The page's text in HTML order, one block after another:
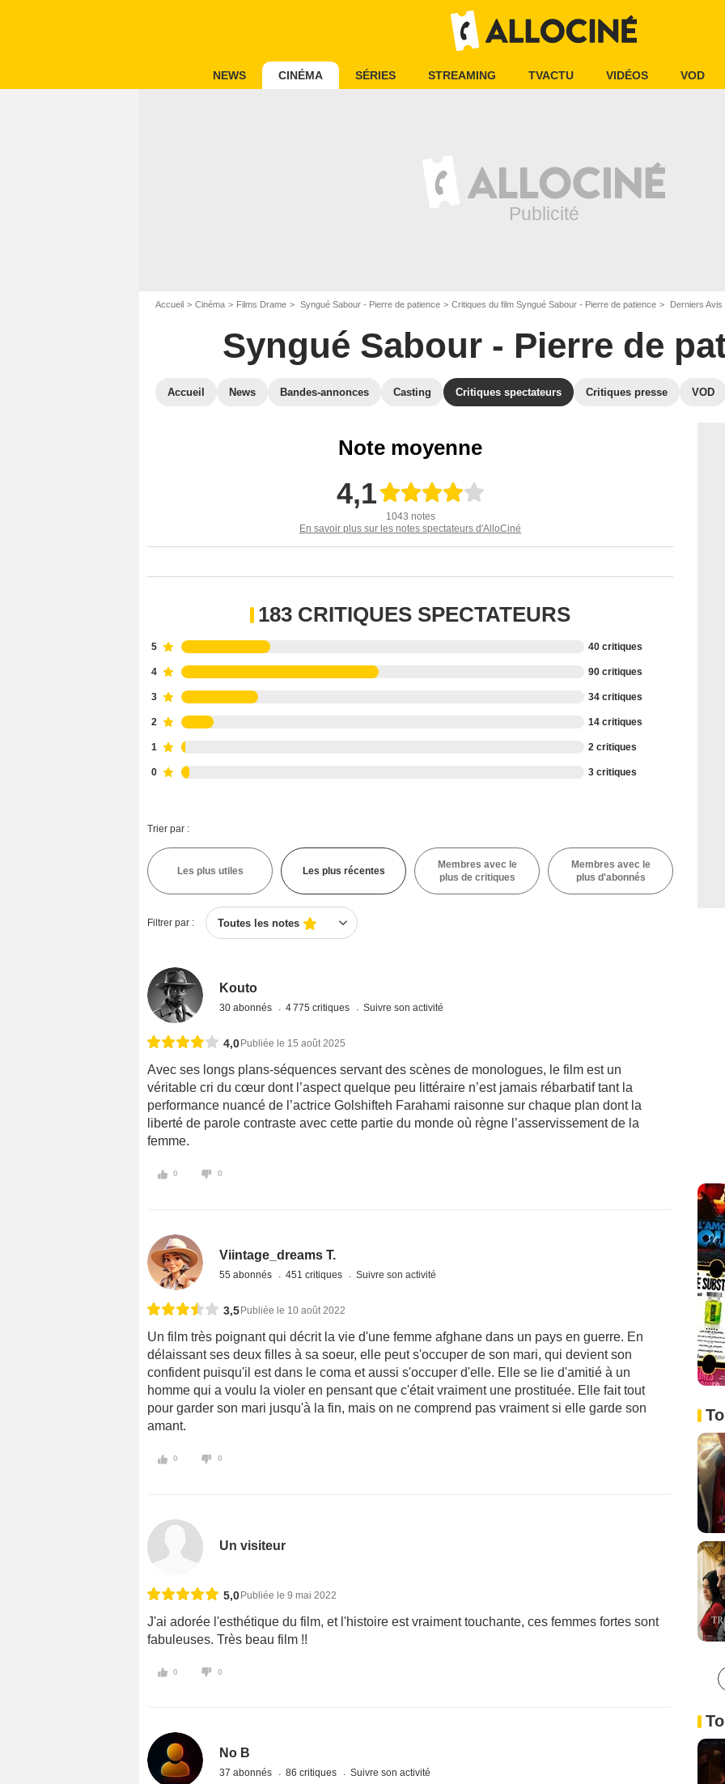
NEWS CINÉMA SÉRIES STREAMING TVACTU VIDÉOS VOD
Accueil Cinéma Films Drame Syngué Sabour - Pierre de patience Critiques du film Syngué Sabour - Pierre de patience Derniers
Syngué Sabour - Pierre de
Accueil News Bandes-annonces Casting Critiques spectateurs Critiques presse VOD
Note moyenne
4,1
1043 notes
En savoir plus sur les notes spectateurs d'AlloCiné
183 CRITIQUES SPECTATEURS
5 40 critiques
4 90 critiques
3 34 critiques
2 14 critiques
1 2 critiques
0 3 critiques
Trier par :
Les plus utiles Les plus récentes
Membres avec le
plus de critiques
Membres avec le
plus d'abonnés
Filtrer par : Toutes les notes
Kouto
30 abonnés 4 775 critiques Suivre son activité
4,0 Publiée le 15 août 2025
Avec ses longs plans-séquences servant des scènes de monologues, le film est un
véritable cri du cœur dont l’aspect quelque peu littéraire n’est jamais rébarbatif tant la
performance nuancé de l’actrice Golshifteh Farahami raisonne sur chaque plan dont la
liberté de parole contraste avec cette partie du monde où règne l’asservissement de la
femme.
0 0
Viintage_dreams T.
55 abonnés 451 critiques Suivre son activité
3,5Publiée le 10 août 2022
Un film très poignant qui décrit la vie d'une femme afghane dans un pays en guerre. En
délaissant ses deux filles à sa soeur, elle peut s'occuper de son mari, qui devient son
confident puisqu'il est dans le coma et aussi s'occuper d'elle. Elle se lie d'amitié à un
homme qui a voulu la violer en pensant que c'était vraiment une prostituée. Elle fait tout
pour garder son mari jusqu'à la fin, mais on ne comprend pas vraiment si elle garde son
amant.
0 0
Un visiteur
5,0Publiée le 9 mai 2022
J'ai adorée l'esthétique du film, et l'histoire est vraiment touchante, ces femmes fortes sont
fabuleuses. Très beau film !!
0 0
No B
37 abonnés 86 critiques Suivre son activité